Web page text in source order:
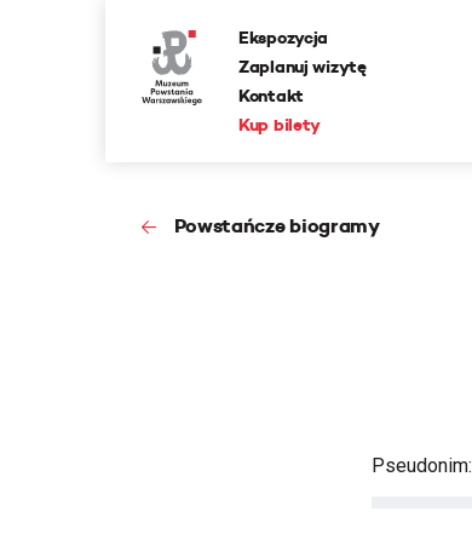
Ekspozycja
Zaplanuj wizytę
Kontakt
Kup bilety
Powstańcze biogramy
Pseudonim: